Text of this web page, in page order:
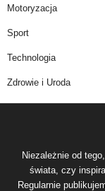
Motoryzacja
Sport
Technologia
Zdrowie i Uroda
Niezależnie od
świata, czy
Regularnie